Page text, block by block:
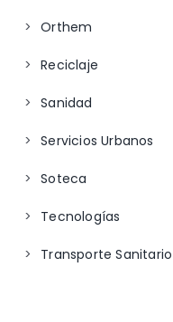
Orthem
Reciclaje
Sanidad
Servicios Urbanos
Soteca
Tecnologías
Transporte Sanitario